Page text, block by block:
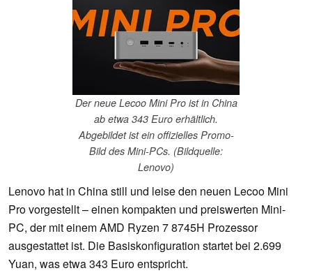
Der neue Lecoo Mini Pro ist in China
ab etwa 343 Euro erhältlich.
Abgebildet ist ein offizielles Promo-
Bild des Mini-PCs. (Bildquelle:
Lenovo)
Lenovo hat in China still und leise den neuen Lecoo Mini
Pro vorgestellt – einen kompakten und preiswerten Mini-
PC, der mit einem AMD Ryzen 7 8745H Prozessor
ausgestattet ist. Die Basiskonfiguration startet bei 2.699
Yuan, was etwa 343 Euro entspricht.